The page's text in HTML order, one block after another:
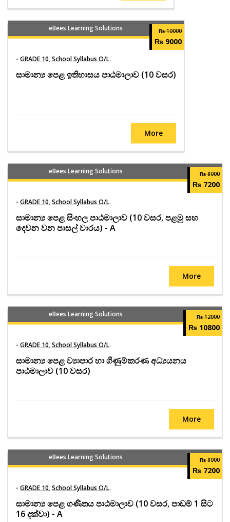
₨ 10000
₨ 9000
eBees Learning Solutions
- GRADE 10,School Syllabus O/L.
සාමාන්‍ය පෙළ ඉතිහාසය පාඨමාලාව (10 වසර)
More
₨ 8000
₨ 7200
eBees Learning Solutions
- GRADE 10,School Syllabus O/L.
සාමාන්‍ය පෙළ සිංහල පාඨමාලාව (10 වසර, පළමු සහ
දෙවන වන පාසල් වාරය) - A
More
₨ 12000
₨ 10800
eBees Learning Solutions
- GRADE 10,School Syllabus O/L.
සාමාන්‍ය පෙළ ව්‍යාපාර හා ගිණුම්කරණ අධ්‍යයනය
පාඨමාලාව (10 වසර)
More
₨ 8000
₨ 7200
eBees Learning Solutions
- GRADE 10,School Syllabus O/L.
සාමාන්‍ය පෙළ ගණිතය පාඨමාලාව (10 වසර, පාඩම් 1 සිට
16 දක්වා) - A